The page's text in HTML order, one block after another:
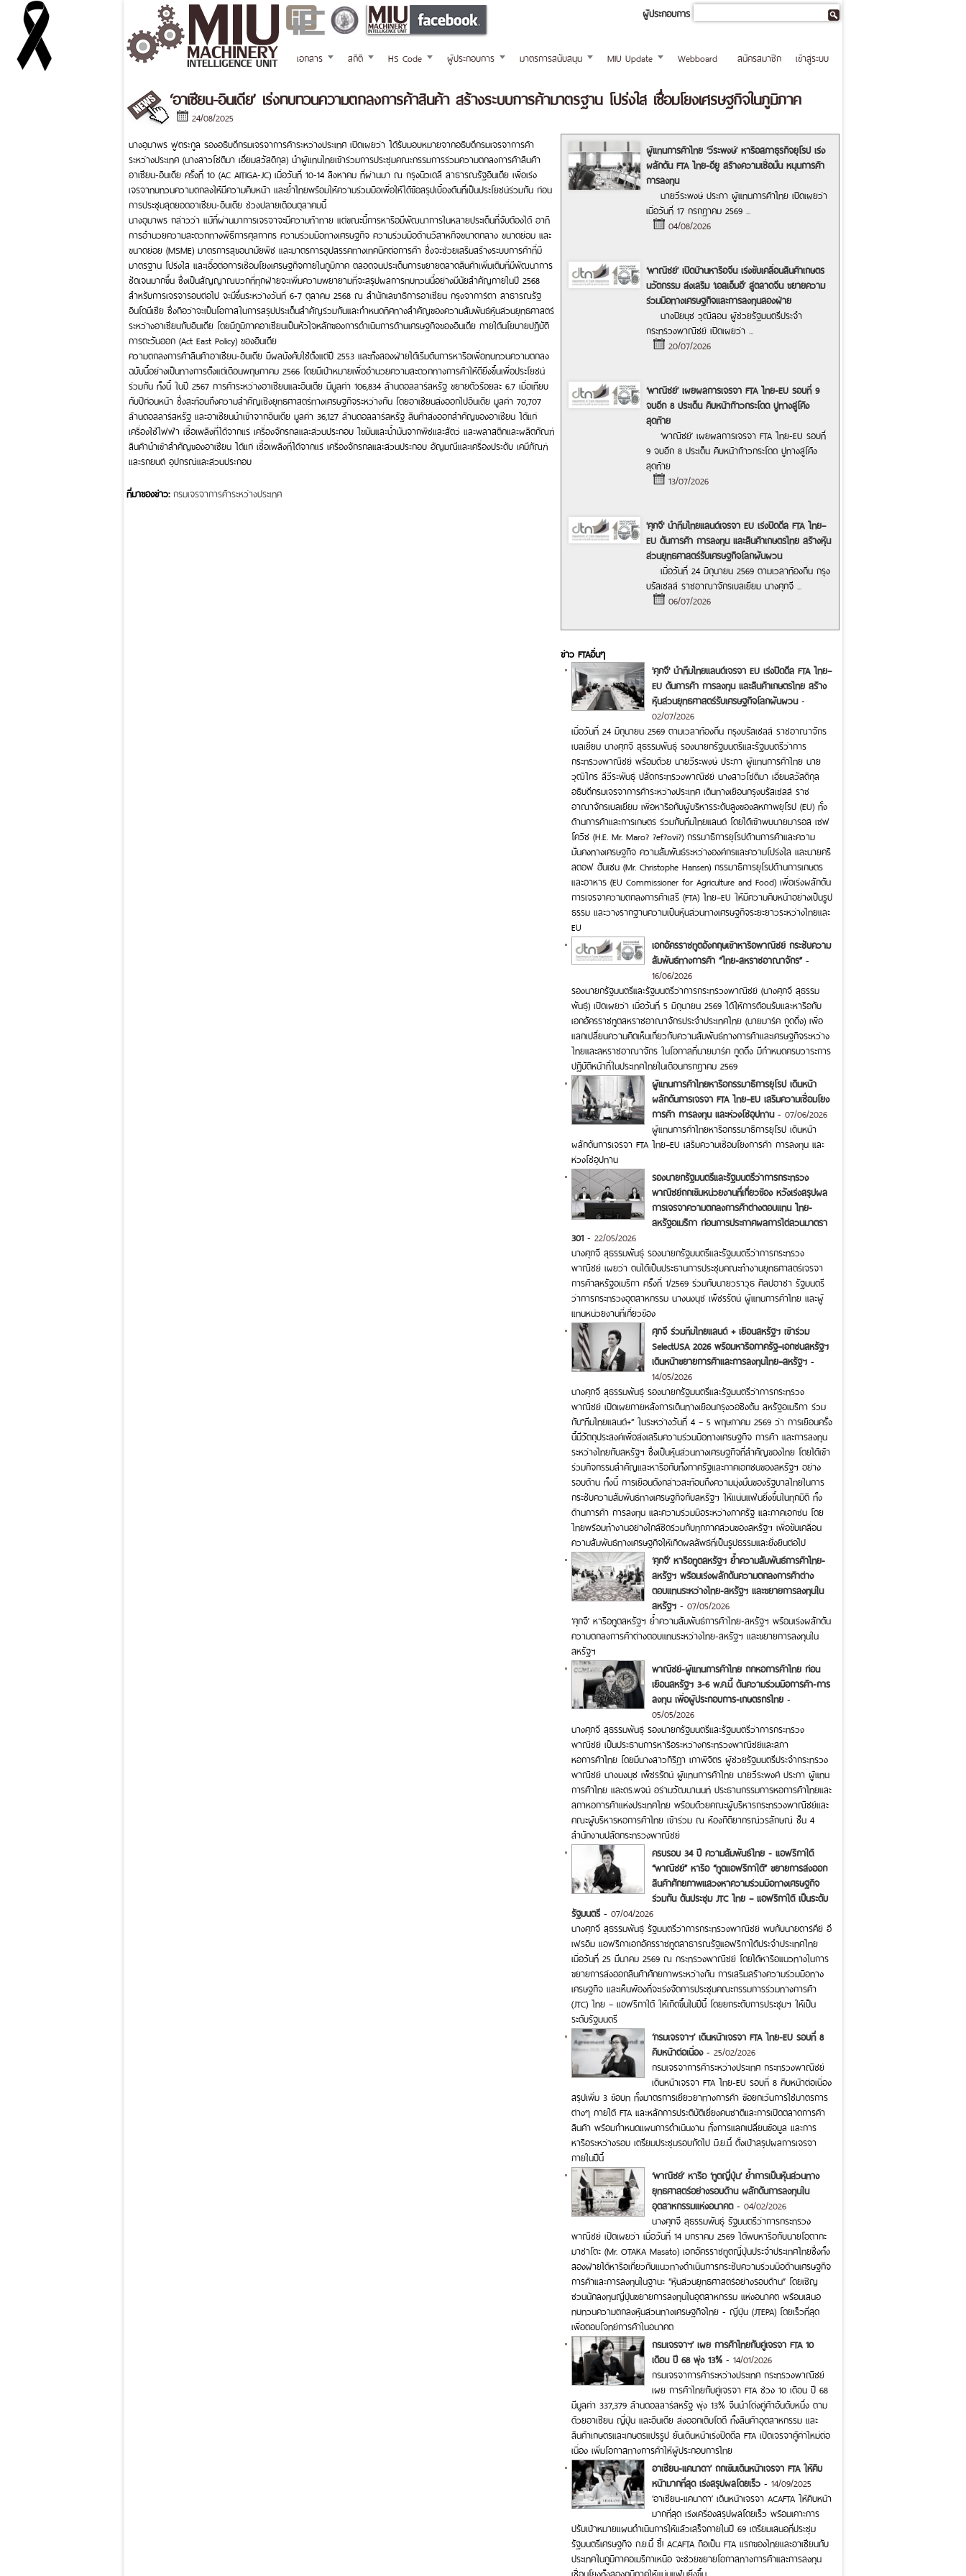
ผู้ประกอบการ
เอกสาร สถิติ HS Code ผู้ประกอบการ มาตรการสนับสนุน MIU Update Webboard เข้าสู่ระบบ
สมัครสมาชิก
‘อาเซียน-อินเดีย’ เร่งทบทวนความตกลงการค้าสินค้า สร้างระบบการค้ามาตรฐาน โปร่งใส เชื่อมโยงเศรษฐกิจในภูมิภาค
24/08/2025
นางอุมาพร ฟูตระกูล รองอธิบดีกรมเจรจาการค้าระหว่างประเทศ เปิดเผยว่า ได้รับมอบหมายจากอธิบดีกรมเจรจาการค้า
ระหว่างประเทศ (นางสาวโชติมา เอี่ยมสวัสดิกุล) นำผู้แทนไทยเข้าร่วมการประชุมคณะกรรมการร่วมความตกลงการค้าสินค้า
อาเซียน-อินเดีย ครั้งที่ 10 (AC AITIGA-JC) เมื่อวันที่ 10-14 สิงหาคม ที่ผ่านมา ณ กรุงนิวเดลี สาธารณรัฐอินเดีย เพื่อเร่ง
เจรจาทบทวนความตกลงให้มีความคืบหน้า และย้ำไทยพร้อมให้ความร่วมมือเพื่อให้ได้ข้อสรุปเบื้องต้นที่เป็นประโยชน์ร่วมกัน ก่อน
การประชุมสุดยอดอาเซียน-อินเดีย ช่วงปลายเดือนตุลาคมนี้
นางอุมาพร กล่าวว่า แม้ที่ผ่านมาการเจรจาจะมีความท้าทาย แต่ขณะนี้การหารือมีพัฒนาการในหลายประเด็นที่จับต้องได้ อาทิ
การอำนวยความสะดวกทางพิธีการศุลกากร ความร่วมมือทางเศรษฐกิจ ความร่วมมือด้านวิสาหกิจขนาดกลาง ขนาดย่อม และ
ขนาดย่อย (MSME) มาตรการสุขอนามัยพืช และมาตรการอุปสรรคทางเทคนิคต่อการค้า ซึ่งจะช่วยเสริมสร้างระบบการค้าที่มี
มาตรฐาน โปร่งใส และเอื้อต่อการเชื่อมโยงเศรษฐกิจภายในภูมิภาค ตลอดจนประเด็นการขยายตลาดสินค้าเพิ่มเติมที่มีพัฒนาการ
ชัดเจนมากขึ้น ซึ่งเป็นสัญญาณบวกที่ทุกฝ่ายจะเพิ่มความพยายามที่จะสรุปผลการทบทวนนี้อย่างมีนัยสำคัญภายในปี 2568
สำหรับการเจรจารอบต่อไป จะมีขึ้นระหว่างวันที่ 6-7 ตุลาคม 2568 ณ สำนักเลขาธิการอาเซียน กรุงจาการ์ตา สาธารณรัฐ
อินโดนีเซีย ซึ่งถือว่าจะเป็นโอกาสในการสรุปประเด็นสำคัญร่วมกันและกำหนดทิศทางสำคัญของความสัมพันธ์หุ้นส่วนยุทธศาสตร์
ระหว่างอาเซียนกับอินเดีย โดยมีภูมิภาคอาเซียนเป็นหัวใจหลักของการดำเนินการด้านเศรษฐกิจของอินเดีย ภายใต้นโยบายปฏิบัติ
การตะวันออก (Act East Policy) ของอินเดีย
ความตกลงการค้าสินค้าอาเซียน-อินเดีย มีผลบังคับใช้ตั้งแต่ปี 2553 และทั้งสองฝ่ายได้เริ่มต้นการหารือเพื่อทบทวนความตกลง
ฉบับนี้อย่างเป็นทางการตั้งแต่เดือนพฤษภาคม 2566 โดยมีเป้าหมายเพื่ออำนวยความสะดวกทางการค้าให้ดียิ่งขึ้นเพื่อประโยชน์
ร่วมกัน ทั้งนี้ ในปี 2567 การค้าระหว่างอาเซียนและอินเดีย มีมูลค่า 106,834 ล้านดอลลาร์สหรัฐ ขยายตัวร้อยละ 6.7 เมื่อเทียบ
กับปีก่อนหน้า ซึ่งสะท้อนถึงความสำคัญเชิงยุทธศาสตร์ทางเศรษฐกิจระหว่างกัน โดยอาเซียนส่งออกไปอินเดีย มูลค่า 70,707
ล้านดอลลาร์สหรัฐ และอาเซียนนำเข้าจากอินเดีย มูลค่า 36,127 ล้านดอลลาร์สหรัฐ สินค้าส่งออกสำคัญของอาเซียน ได้แก่
เครื่องใช้ไฟฟ้า เชื้อเพลิงที่ได้จากแร่ เครื่องจักรกลและส่วนประกอบ ไขมันและน้ำมันจากพืชและสัตว์ และพลาสติกและผลิตภัณฑ์
สินค้านำเข้าสำคัญของอาเซียน ได้แก่ เชื้อเพลิงที่ได้จากแร่ เครื่องจักรกลและส่วนประกอบ อัญมณีและเครื่องประดับ เคมีภัณฑ์
และรถยนต์ อุปกรณ์และส่วนประกอบ
ที่มาของข่าว: กรมเจรจาการค้าระหว่างประเทศ
ผู้แทนการค้าไทย ‘วีระพงษ์’ หารือสภาธุรกิจยุโรป เร่ง
ผลักดัน FTA ไทย-อียู สร้างความเชื่อมั่น หนุนการค้า
การลงทุน
นายวีระพงษ์ ประภา ผู้แทนการค้าไทย เปิดเผยว่า
เมื่อวันที่ 17 กรกฎาคม 2569 ...
04/08/2026
‘พาณิชย์’ เปิดบ้านหารือจีน เร่งขับเคลื่อนสินค้าเกษตร
นวัตกรรม ส่งเสริม ‘เอสเอ็มอี’ สู่ตลาดจีน ขยายความ
ร่วมมือทางเศรษฐกิจและการลงทุนสองฝ่าย
นางปิยนุช วุฒิสอน ผู้ช่วยรัฐมนตรีประจำ
กระทรวงพาณิชย์ เปิดเผยว่า ...
20/07/2026
‘พาณิชย์’ เผยผลการเจรจา FTA ไทย-EU รอบที่ 9
จบอีก 8 ประเด็น คืบหน้าก้าวกระโดด ปูทางสู่โค้ง
สุดท้าย
‘พาณิชย์’ เผยผลการเจรจา FTA ไทย-EU รอบที่
9 จบอีก 8 ประเด็น คืบหน้าก้าวกระโดด ปูทางสู่โค้ง
สุดท้าย
13/07/2026
'ศุภจี' นำทีมไทยแลนด์เจรจา EU เร่งปิดดีล FTA ไทย–
EU ดันการค้า การลงทุน และสินค้าเกษตรไทย สร้างหุ้น
ส่วนยุทธศาสตร์รับเศรษฐกิจโลกผันผวน
เมื่อวันที่ 24 มิถุนายน 2569 ตามเวลาท้องถิ่น กรุง
บรัสเซลส์ ราชอาณาจักรเบลเยียม นางศุภจี ...
06/07/2026
ข่าว FTAอื่นๆ
'ศุภจี' นำทีมไทยแลนด์เจรจา EU เร่งปิดดีล FTA ไทย–
EU ดันการค้า การลงทุน และสินค้าเกษตรไทย สร้าง
หุ้นส่วนยุทธศาสตร์รับเศรษฐกิจโลกผันผวน-
02/07/2026
เมื่อวันที่ 24 มิถุนายน 2569 ตามเวลาท้องถิ่น กรุงบรัสเซลส์ ราชอาณาจักร
เบลเยียม นางศุภจี สุธรรมพันธุ์ รองนายกรัฐมนตรีและรัฐมนตรีว่าการ
กระทรวงพาณิชย์ พร้อมด้วย นายวีระพงษ์ ประภา ผู้แทนการค้าไทย นาย
วุฒิไกร ลีวีระพันธุ์ ปลัดกระทรวงพาณิชย์ นางสาวโชติมา เอี่ยมสวัสดิกุล
อธิบดีกรมเจรจาการค้าระหว่างประเทศ เดินทางเยือนกรุงบรัสเซลส์ ราช
อาณาจักรเบลเยียม เพื่อหารือกับผู้บริหารระดับสูงของสหภาพยุโรป (EU) ทั้ง
ด้านการค้าและการเกษตร ร่วมกับทีมไทยแลนด์ โดยได้เข้าพบนายมารอส เซฟ
โควิช (H.E. Mr. Maro? ?ef?ovi?) กรรมาธิการยุโรปด้านการค้าและความ
มั่นคงทางเศรษฐกิจ ความสัมพันธ์ระหว่างองค์กรและความโปร่งใส และนายคริ
สตอฟ ฮันเซน (Mr. Christophe Hansen) กรรมาธิการยุโรปด้านการเกษตร
และอาหาร (EU Commissioner for Agriculture and Food) เพื่อเร่งผลักดัน
การเจรจาความตกลงการค้าเสรี (FTA) ไทย–EU ให้มีความคืบหน้าอย่างเป็นรูป
ธรรม และวางรากฐานความเป็นหุ้นส่วนทางเศรษฐกิจระยะยาวระหว่างไทยและ
EU
เอกอัครราชทูตอังกฤษเข้าหารือพาณิชย์ กระชับความ
สัมพันธ์ทางการค้า “ไทย-สหราชอาณาจักร”-
16/06/2026
รองนายกรัฐมนตรีและรัฐมนตรีว่าการกระทรวงพาณิชย์ (นางศุภจี สุธรรม
พันธุ์) เปิดเผยว่า เมื่อวันที่ 5 มิถุนายน 2569 ได้ให้การต้อนรับและหารือกับ
เอกอัครราชทูตสหราชอาณาจักรประจำประเทศไทย (นายมาร์ค กูดดิ้ง) เพื่อ
แลกเปลี่ยนความคิดเห็นเกี่ยวกับความสัมพันธ์ทางการค้าและเศรษฐกิจระหว่าง
ไทยและสหราชอาณาจักร ในโอกาสที่นายมาร์ค กูดดิ้ง มีกำหนดครบวาระการ
ปฏิบัติหน้าที่ในประเทศไทยในเดือนกรกฎาคม 2569
ผู้แทนการค้าไทยหารือกรรมาธิการยุโรป เดินหน้า
ผลักดันการเจรจา FTA ไทย–EU เสริมความเชื่อมโยง
การค้า การลงทุน และห่วงโซ่อุปทาน- 07/06/2026
ผู้แทนการค้าไทยหารือกรรมาธิการยุโรป เดินหน้า
ผลักดันการเจรจา FTA ไทย–EU เสริมความเชื่อมโยงการค้า การลงทุน และ
ห่วงโซ่อุปทาน
รองนายกรัฐมนตรีและรัฐมนตรีว่าการกระทรวง
พาณิชย์ถกเข้มหน่วยงานที่เกี่ยวข้อง หวังเร่งสรุปผล
การเจรจาความตกลงการค้าต่างตอบแทน ไทย-
สหรัฐอเมริกา ก่อนการประกาศผลการไต่สวนมาตรา
301 - 22/05/2026
นางศุภจี สุธรรมพันธุ์ รองนายกรัฐมนตรีและรัฐมนตรีว่าการกระทรวง
พาณิชย์ เผยว่า ตนได้เป็นประธานการประชุมคณะทำงานยุทธศาสตร์เจรจา
การค้าสหรัฐอเมริกา ครั้งที่ 1/2569 ร่วมกับนายวราวุธ ศิลปอาชา รัฐมนตรี
ว่าการกระทรวงอุตสาหกรรม นางนงนุช เพ็ชรรัตน์ ผู้แทนการค้าไทย และผู้
แทนหน่วยงานที่เกี่ยวข้อง
ศุภจี ร่วมทีมไทยแลนด์ + เยือนสหรัฐฯ เข้าร่วม
SelectUSA 2026 พร้อมหารือภาครัฐ–เอกชนสหรัฐฯ
เดินหน้าขยายการค้าและการลงทุนไทย–สหรัฐฯ -
14/05/2026
นางศุภจี สุธรรมพันธุ์ รองนายกรัฐมนตรีและรัฐมนตรีว่าการกระทรวง
พาณิชย์ เปิดเผยภายหลังการเดินทางเยือนกรุงวอชิงตัน สหรัฐอเมริกา ร่วม
กับ”ทีมไทยแลนด์+“ ในระหว่างวันที่ 4 – 5 พฤษภาคม 2569 ว่า การเยือนครั้ง
นี้มีวัตถุประสงค์เพื่อส่งเสริมความร่วมมือทางเศรษฐกิจ การค้า และการลงทุน
ระหว่างไทยกับสหรัฐฯ ซึ่งเป็นหุ้นส่วนทางเศรษฐกิจที่สำคัญของไทย โดยได้เข้า
ร่วมกิจกรรมสำคัญและหารือกับทั้งภาครัฐและภาคเอกชนของสหรัฐฯ อย่าง
รอบด้าน ทั้งนี้ การเยือนดังกล่าวสะท้อนถึงความมุ่งมั่นของรัฐบาลไทยในการ
กระชับความสัมพันธ์ทางเศรษฐกิจกับสหรัฐฯ ให้แน่นแฟ้นยิ่งขึ้นในทุกมิติ ทั้ง
ด้านการค้า การลงทุน และความร่วมมือระหว่างภาครัฐ และภาคเอกชน โดย
ไทยพร้อมทำงานอย่างใกล้ชิดร่วมกับทุกภาคส่วนของสหรัฐฯ เพื่อขับเคลื่อน
ความสัมพันธ์ทางเศรษฐกิจให้เกิดผลลัพธ์ที่เป็นรูปธรรมและยั่งยืนต่อไป
‘ศุภจี’ หารือทูตสหรัฐฯ ย้ำความสัมพันธ์การค้าไทย-
สหรัฐฯ พร้อมเร่งผลักดันความตกลงการค้าต่าง
ตอบแทนระหว่างไทย-สหรัฐฯ และขยายการลงทุนใน
สหรัฐฯ - 07/05/2026
‘ศุภจี’ หารือทูตสหรัฐฯ ย้ำความสัมพันธ์การค้าไทย-สหรัฐฯ พร้อมเร่งผลักดัน
ความตกลงการค้าต่างตอบแทนระหว่างไทย-สหรัฐฯ และขยายการลงทุนใน
สหรัฐฯ
พาณิชย์-ผู้แทนการค้าไทย ถกหอการค้าไทย ก่อน
เยือนสหรัฐฯ 3-6 พ.ค.นี้ ดันความร่วมมือการค้า-การ
ลงทุน เพื่อผู้ประกอบการ-เกษตรกรไทย -
05/05/2026
นางศุภจี สุธรรมพันธุ์ รองนายกรัฐมนตรีและรัฐมนตรีว่าการกระทรวง
พาณิชย์ เป็นประธานการหารือระหว่างกระทรวงพาณิชย์และสภา
หอการค้าไทย โดยมีนางสาวกิริฎา เภาพิจิตร ผู้ช่วยรัฐมนตรีประจำกระทรวง
พาณิชย์ นางนงนุช เพ็ชรรัตน์ ผู้แทนการค้าไทย นายวีระพงศ์ ประภา ผู้แทน
การค้าไทย และดร.พจน์ อร่ามวัฒนานนท์ ประธานกรรมการหอการค้าไทยและ
สภาหอการค้าแห่งประเทศไทย พร้อมด้วยคณะผู้บริหารกระทรวงพาณิชย์และ
คณะผู้บริหารหอการค้าไทย เข้าร่วม ณ ห้องกิติยากรณ์วรลักษณ์ ชั้น 4
สำนักงานปลัดกระทรวงพาณิชย์
ครบรอบ 34 ปี ความสัมพันธ์ไทย - แอฟริกาใต้
“พาณิชย์” หารือ “ทูตแอฟริกาใต้” ขยายการส่งออก
สินค้าศักยภาพแสวงหาความร่วมมือทางเศรษฐกิจ
ร่วมกัน ดันประชุม JTC ไทย – แอฟริกาใต้ เป็นระดับ
รัฐมนตรี - 07/04/2026
นางศุภจี สุธรรมพันธุ์ รัฐมนตรีว่าการกระทรวงพาณิชย์ พบกับนายดาร์คีย์ อี
เฟรอิม แอฟริกาเอกอัครราชทูตสาธารณรัฐแอฟริกาใต้ประจำประเทศไทย
เมื่อวันที่ 25 มีนาคม 2569 ณ กระทรวงพาณิชย์ โดยได้หารือแนวทางในการ
ขยายการส่งออกสินค้าศักยภาพระหว่างกัน การเสริมสร้างความร่วมมือทาง
เศรษฐกิจ และเห็นพ้องที่จะเร่งจัดการประชุมคณะกรรมการร่วมทางการค้า
(JTC) ไทย – แอฟริกาใต้ ให้เกิดขึ้นในปีนี้ โดยยกระดับการประชุมฯ ให้เป็น
ระดับรัฐมนตรี
‘กรมเจรจาฯ’ เดินหน้าเจรจา FTA ไทย-EU รอบที่ 8
คืบหน้าต่อเนื่อง- 25/02/2026
กรมเจรจาการค้าระหว่างประเทศ กระทรวงพาณิชย์
เดินหน้าเจรจา FTA ไทย-EU รอบที่ 8 คืบหน้าต่อเนื่อง
สรุปเพิ่ม 3 ข้อบท ทั้งมาตรการเยียวยาทางการค้า ข้อยกเว้นการใช้มาตรการ
ต่างๆ ภายใต้ FTA และหลักการประติบัติเยี่ยงคนชาติและการเปิดตลาดการค้า
สินค้า พร้อมกำหนดแผนการดำเนินงาน ทั้งการแลกเปลี่ยนข้อมูล และการ
หารือระหว่างรอบ เตรียมประชุมรอบถัดไป มิ.ย.นี้ ตั้งเป้าสรุปผลการเจรจา
ภายในปีนี้
‘พาณิชย์’ หารือ ‘ทูตญี่ปุ่น’ ย้ำการเป็นหุ้นส่วนทาง
ยุทธศาสตร์อย่างรอบด้าน ผลักดันการลงทุนใน
อุตสาหกรรมแห่งอนาคต- 04/02/2026
นางศุภจี สุธรรมพันธุ์ รัฐมนตรีว่าการกระทรวง
พาณิชย์ เปิดเผยว่า เมื่อวันที่ 14 มกราคม 2569 ได้พบหารือกับนายโอตากะ
มาซาโตะ (Mr. OTAKA Masato) เอกอัครราชทูตญี่ปุ่นประจำประเทศไทยซึ่งทั้ง
สองฝ่ายได้หารือเกี่ยวกับแนวทางดำเนินการกระชับความร่วมมือด้านเศรษฐกิจ
การค้าและการลงทุนในฐานะ “หุ้นส่วนยุทธศาสตร์อย่างรอบด้าน” โดยเชิญ
ชวนนักลงทุนญี่ปุ่นขยายการลงทุนในอุตสาหกรรม แห่งอนาคต พร้อมเสนอ
ทบทวนความตกลงหุ้นส่วนทางเศรษฐกิจไทย - ญี่ปุ่น (JTEPA) โดยเร็วที่สุด
เพื่อตอบโจทย์การค้าในอนาคต
กรมเจรจาฯ’ เผย การค้าไทยกับคู่เจรจา FTA 10
เดือน ปี 68 พุ่ง 13% - 14/01/2026
กรมเจรจาการค้าระหว่างประเทศ กระทรวงพาณิชย์
เผย การค้าไทยกับคู่เจรจา FTA ช่วง 10 เดือน ปี 68
มีมูลค่า 337,379 ล้านดอลลาร์สหรัฐ พุ่ง 13% จีนนำโด่งคู่ค้าอันดับหนึ่ง ตาม
ด้วยอาเซียน ญี่ปุ่น และอินเดีย ส่งออกเติบโตดี ทั้งสินค้าอุตสาหกรรม และ
สินค้าเกษตรและเกษตรแปรรูป ยันเดินหน้าเร่งปิดดีล FTA เปิดเจรจาคู้ค่าใหม่ต่อ
เนื่อง เพิ่มโอกาสทางการค้าให้ผู้ประกอบการไทย
อาเซียน-แคนาดา’ ถกเข้มเดินหน้าเจรจา FTA ให้คืบ
หน้ามากที่สุด เร่งสรุปผลโดยเร็ว - 14/09/2025
‘อาเซียน-แคนาดา’ เดินหน้าเจรจา ACAFTA ให้คืบหน้า
มากที่สุด เร่งเครื่องสรุปผลโดยเร็ว พร้อมเคาะการ
ปรับเป้าหมายแผนดำเนินการให้แล้วเสร็จภายในปี 69 เตรียมเสนอที่ประชุม
รัฐมนตรีเศรษฐกิจ ก.ย.นี้ ชี้! ACAFTA ถือเป็น FTA แรกของไทยและอาเซียนกับ
ประเทศในภูมิภาคอเมริกาเหนือ จะช่วยขยายโอกาสทางการค้าและการลงทุน